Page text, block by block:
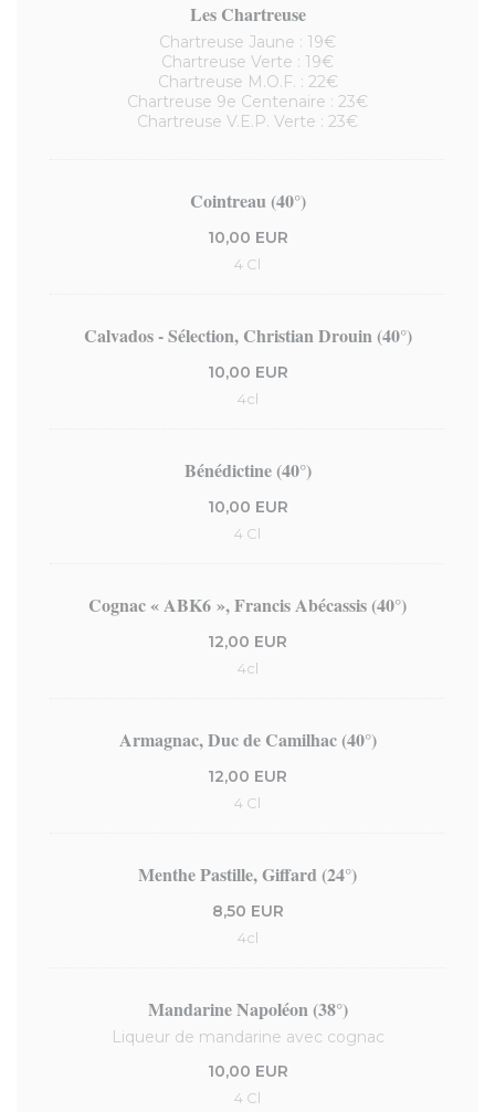
Les Chartreuse
Chartreuse Jaune : 19€
Chartreuse Verte : 19€
Chartreuse M.O.F. : 22€
Chartreuse 9e Centenaire : 23€
Chartreuse V.E.P. Verte : 23€
Cointreau (40°)
10,00 EUR
4 Cl
Calvados - Sélection, Christian Drouin (40°)
10,00 EUR
4cl
Bénédictine (40°)
10,00 EUR
4 Cl
Cognac « ABK6 », Francis Abécassis (40°)
12,00 EUR
4cl
Armagnac, Duc de Camilhac (40°)
12,00 EUR
4 Cl
Menthe Pastille, Giffard (24°)
8,50 EUR
4cl
Mandarine Napoléon (38°)
Liqueur de mandarine avec cognac
10,00 EUR
4 Cl